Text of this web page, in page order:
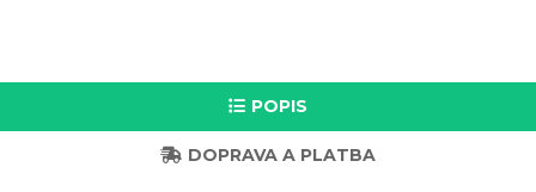
POPIS
DOPRAVA A PLATBA